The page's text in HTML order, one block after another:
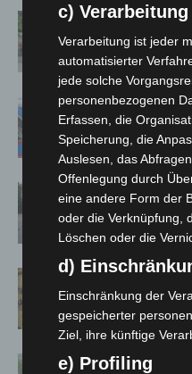
Region
Kreuz
Mann läuft
A7 –
Hannover
c) Verarbeitung
Verarbeitung ist jeder
automatisierter
jede solche
personenbezogenen
Erfassen, die
Speicherung, die
Auslesen, das
Offenlegung durch
eine andere Form der
oder die Verknüpfung,
Löschen oder die
d)
Einschränkung der
gespeicherter
Ziel, ihre künftige
e) Profiling